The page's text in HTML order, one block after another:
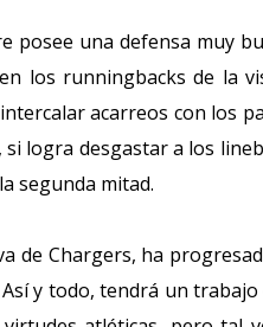
posee una defensa muy
los runningbacks de la
acarreos con los
si logra desgastar a los
segunda mitad.
de Chargers, ha
y todo, tendrá un